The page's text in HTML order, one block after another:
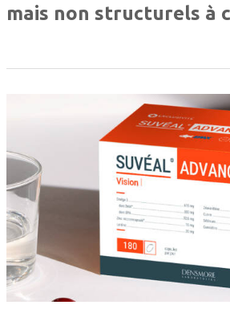
mais non structurels à